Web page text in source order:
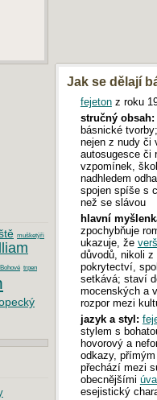
Jak se dělají
fejetonz roku
stručný obsah:
básnické
nejen z nudy či
autosugesce či
vzpomínek,
nadhledem
spojen spíše s
než se slávou
hlavní
zpochybňuje
ukazuje, že
důvodů, nikoli
pokrytectví,
setkává; staví
mocenských a
rozpor mezi
jazyk a styl:
stylem s
hovorový a
odkazy,
přechází mezi
obecnějšími
esejistický
mušketýři
trpen